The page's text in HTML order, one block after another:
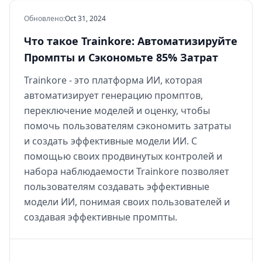
Обновлено:Oct 31, 2024
Что такое Trainkore: Автоматизируйте
Промпты и Сэкономьте 85% Затрат
Trainkore - это платформа ИИ, которая
автоматизирует генерацию промптов,
переключение моделей и оценку, чтобы
помочь пользователям сэкономить затраты
и создать эффективные модели ИИ. С
помощью своих продвинутых контролей и
набора наблюдаемости Trainkore позволяет
пользователям создавать эффективные
модели ИИ, понимая своих пользователей и
создавая эффективные промпты.